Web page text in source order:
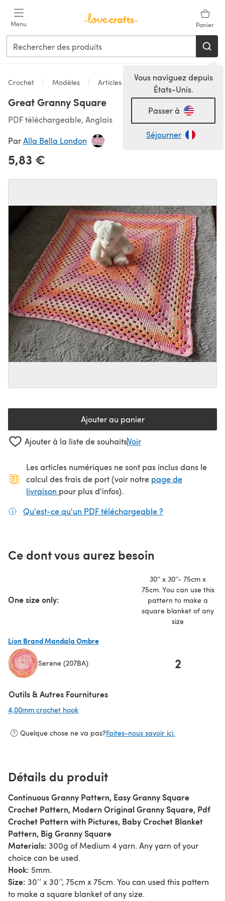
Menu Panier
Vous naviguez depuis
États-Unis.
Passer à
Séjourner
Crochet Modèles Articles pour la maison
Great Granny Square
PDF téléchargeable, Anglais
ParAlla Bella London
5,83 €
Ajouter au panier
Ajouter à la liste de souhaitsVoir
Les articles numériques ne sont pas inclus dans le
calcul des frais de port (voir notre page de
livraison (s'ouvre dans un nouvel onglet)
pour plus d'infos).
Qu'est-ce qu'un PDF téléchargeable ?
Ce dont vous aurez besoin
One size only:
30’’ x 30’’- 75cm x
75cm. You can use this
pattern to make a
square blanket of any
size
Lion Brand Mandala Ombre
Serene (207BA) 2
Outils & Autres Fournitures
4,00mm crochet hook
Quelque chose ne va pas?Faites-nous savoir ici.
Détails du produit
Continuous Granny Pattern, Easy Granny Square
Crochet Pattern, Modern Original Granny Square, Pdf
Crochet Pattern with Pictures, Baby Crochet Blanket
Pattern, Big Granny Square
Materials: 300g of Medium 4 yarn. Any yarn of your
choice can be used.
Hook: 5mm.
Size: 30’’ x 30’’, 75cm x 75cm. You can used this pattern
to make a square blanket of any size.